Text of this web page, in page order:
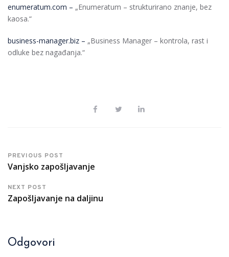
enumeratum.com – „Enumeratum – strukturirano znanje, bez
kaosa.“
business-manager.biz – „Business Manager – kontrola, rast i
odluke bez nagađanja.“
PREVIOUS POST
Vanjsko zapošljavanje
NEXT POST
Zapošljavanje na daljinu
Odgovori